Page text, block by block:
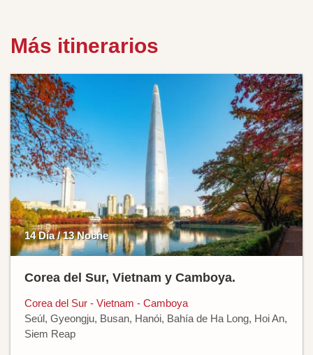
Más itinerarios
14 Día / 13 Noche
Corea del Sur, Vietnam y Camboya.
Corea del Sur - Vietnam - Camboya
Seúl, Gyeongju, Busan, Hanói, Bahía de Ha Long, Hoi An,
Siem Reap